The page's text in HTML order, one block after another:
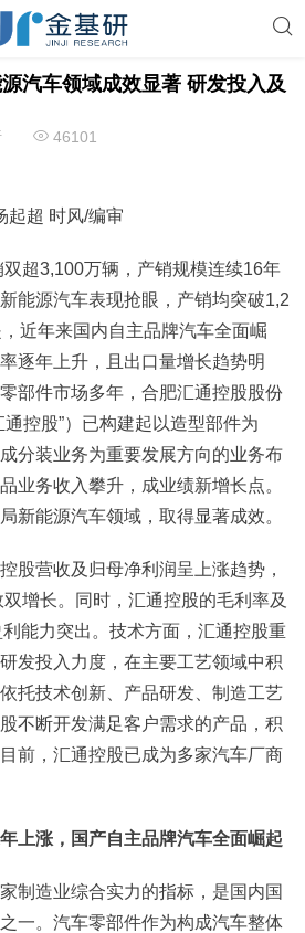
汽车领域成效显著 研发投入及
46101
起超 时风/编审
超3,100万辆，产销规模连续16年
能源汽车表现抢眼，产销均突破1,2
近年来国内自主品牌汽车全面崛
逐年上升，且出口量增长趋势明
部件市场多年，合肥汇通控股股份
控股”）已构建起以造型部件为
分装业务为重要发展方向的业务布
业务收入攀升，成业绩新增长点。
新能源汽车领域，取得显著成效。
股营收及归母净利润呈上涨趋势，
增长。同时，汇通控股的毛利率及
能力突出。技术方面，汇通控股重
发投入力度，在主要工艺领域中积
托技术创新、产品研发、制造工艺
不断开发满足客户需求的产品，积
前，汇通控股已成为多家汽车厂商
上涨，国产自主品牌汽车全面崛起
制造业综合实力的指标，是国内国
一。汽车零部件作为构成汽车整体